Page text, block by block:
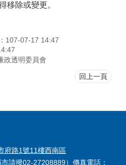
移除或變更。
107-07-17 14:47
政透明委員會
回上一頁
府路1號11樓西南區
市請撥02-27208889）傳真電話：